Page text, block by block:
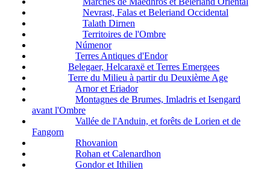
Nevrast, Falas et Beleriand Occidental
Talath Dirnen
Territoires de l'Ombre
Númenor
Terres Antiques d'Endor
Belegaer, Helcaraxë et Terres Emergees
Terre du Milieu à partir du Deuxième Age
Arnor et Eriador
Montagnes de Brumes, Imladris et Isengard
avant l'Ombre
Vallée de l'Anduin, et forêts de Lorien et de
Fangorn
Rhovanion
Rohan et Calenardhon
Gondor et Ithilien